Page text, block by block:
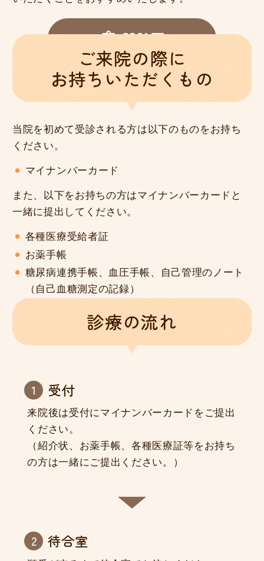
問診票
ご来院の際に
お持ちいただくもの
当院を初めて受診される方は以下のものをお持ち
ください。
マイナンバーカード
また、以下をお持ちの方はマイナンバーカードと
一緒に提出してください。
各種医療受給者証
お薬手帳
糖尿病連携手帳、血圧手帳、自己管理のノート
（自己血糖測定の記録）
診療の流れ
受付
来院後は受付にマイナンバーカードをご提出
ください。
（紹介状、お薬手帳、各種医療証等をお持ち
の方は一緒にご提出ください。）
待合室